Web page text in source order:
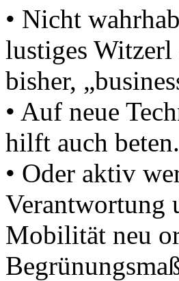
• Nicht
lustiges Witzerl
bisher,
• Auf neue
hilft auch beten.
• Oder aktiv
Verantwortung
Mobilität neu